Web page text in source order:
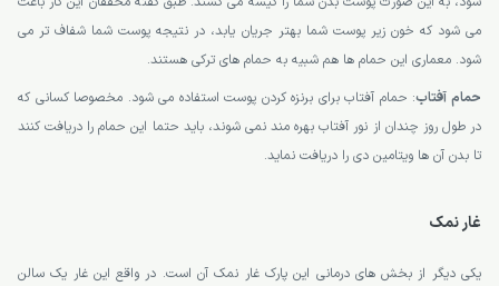
می شود که خون زیر پوست شما بهتر جریان یابد، در نتیجه پوست شما شفاف تر می
شود. معماری این حمام ها هم شبیه به حمام های ترکی هستند.
حمام آفتاب: حمام آفتاب برای برنزه کردن پوست استفاده می شود. مخصوصا کسانی که
در طول روز چندان از نور آفتاب بهره مند نمی شوند، باید حتما این حمام را دریافت کنند
تا بدن آن ها ویتامین دی را دریافت نماید.
غار نمک
یکی دیگر از بخش های درمانی این پارک غار نمک آن است. در واقع این غار یک سالن